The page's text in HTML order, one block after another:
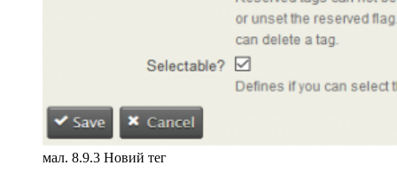
мал. 8.9.3 Новий тег